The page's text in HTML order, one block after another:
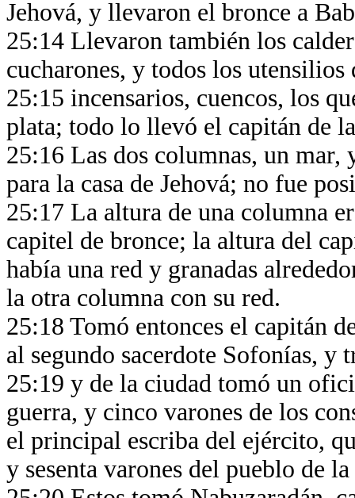
Jehová, y llevaron el bronce a
25:14 Llevaron también los
cucharones, y todos los
25:15 incensarios, cuencos, los
plata; todo lo llevó el capitán de
25:16 Las dos columnas, un mar,
para la casa de Jehová; no fue
25:17 La altura de una columna
capitel de bronce; la altura del
había una red y granadas
la otra columna con su red.
25:18 Tomó entonces el capitán
al segundo sacerdote Sofonías,
25:19 y de la ciudad tomó un
guerra, y cinco varones de los
el principal escriba del ejército,
y sesenta varones del pueblo de